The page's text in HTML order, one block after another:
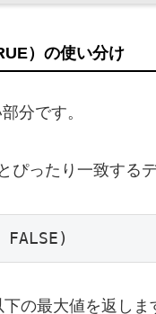
）の使い分け
分です。
ぴったり一致する
の最大値を返し